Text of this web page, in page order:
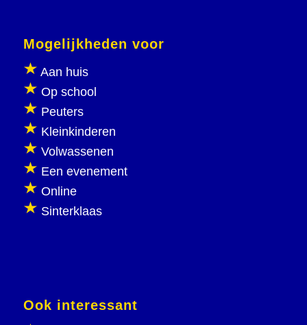
Mogelijkheden voor
Aan huis
Op school
Peuters
Kleinkinderen
Volwassenen
Een evenement
Online
Sinterklaas
Ook interessant